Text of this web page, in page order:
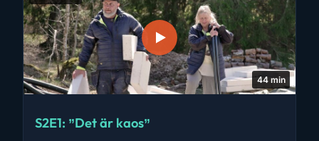
44 min
S2E1: ”Det är kaos”